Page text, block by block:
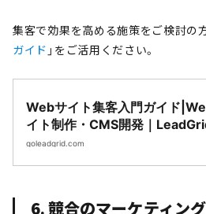
集客で効果を高める施策をご検討の
ガイド 」をご活用ください。
Webサイト集客入門ガイド
イト制作・CMS開発｜
goleadgrid.com
6. 競合のマーケティン